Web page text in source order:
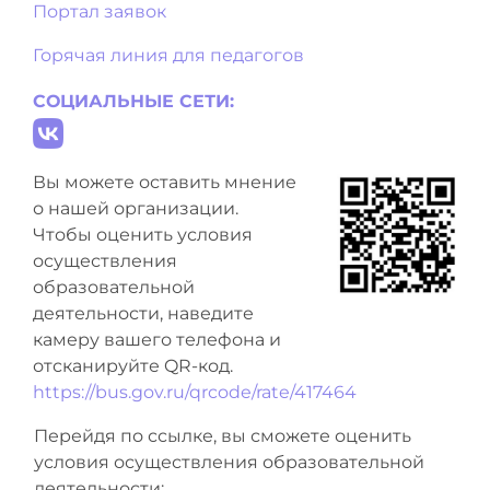
Портал заявок
Горячая линия для педагогов
СОЦИАЛЬНЫЕ СЕТИ:
Вы можете оставить мнение
о нашей организации.
Чтобы оценить условия
осуществления
образовательной
деятельности, наведите
камеру вашего телефона и
отсканируйте QR-код.
https://bus.gov.ru/qrcode/rate/417464
Перейдя по ссылке, вы сможете оценить
условия осуществления образовательной